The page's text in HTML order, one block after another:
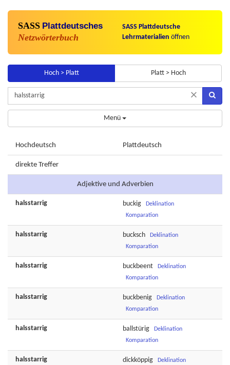
SASS Plattdeutsches
Netzwörterbuch
SASS Plattdeutsche
Lehrmaterialien öffnen
Hoch > Platt Platt > Hoch
×
Menü
Hochdeutsch Plattdeutsch
direkte Treffer
Adjektive und Adverbien
halsstarrig buckig
Deklination
Komparation
halsstarrig bucksch
Deklination
Komparation
halsstarrig buckbeent
Deklination
Komparation
halsstarrig buckbenig
Deklination
Komparation
halsstarrig ballstürig
Deklination
Komparation
halsstarrig dickköppig
Deklination